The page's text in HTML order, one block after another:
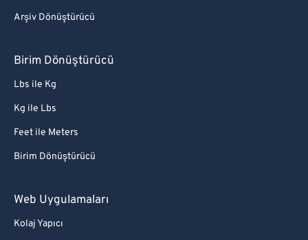
Arşiv Dönüştürücü
Birim Dönüştürücü
Lbs ile Kg
Kg ile Lbs
Feet ile Meters
Birim Dönüştürücü
Web Uygulamaları
Kolaj Yapıcı